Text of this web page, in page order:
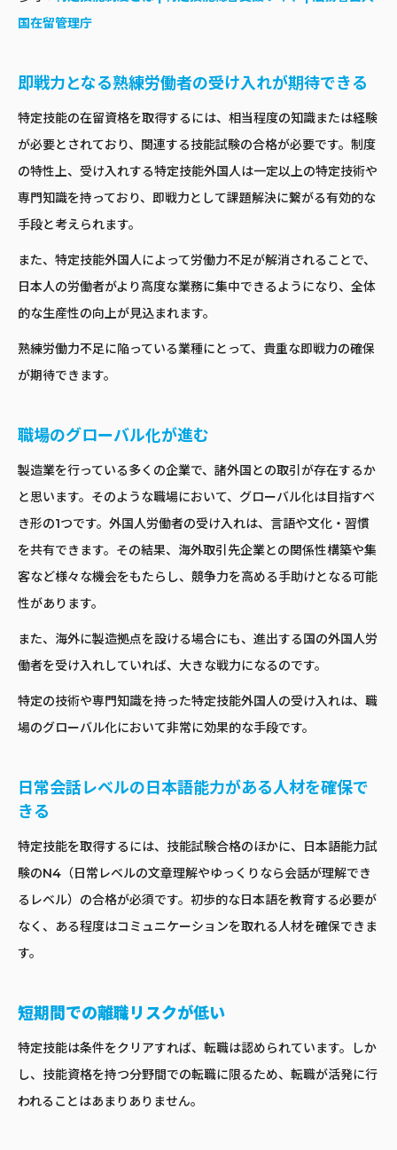
国在留管理庁
即戦力となる熟練労働者の受け入れが期待できる
特定技能の在留資格を取得するには、相当程度の知識または経験
が必要とされており、関連する技能試験の合格が必要です。制度
の特性上、受け入れする特定技能外国人は一定以上の特定技術や
専門知識を持っており、即戦力として課題解決に繋がる有効的な
手段と考えられます。
また、特定技能外国人によって労働力不足が解消されることで、
日本人の労働者がより高度な業務に集中できるようになり、全体
的な生産性の向上が見込まれます。
熟練労働力不足に陥っている業種にとって、貴重な即戦力の確保
が期待できます。
職場のグローバル化が進む
製造業を行っている多くの企業で、諸外国との取引が存在するか
と思います。そのような職場において、グローバル化は目指すべ
き形の1つです。外国人労働者の受け入れは、言語や文化・習慣
を共有できます。その結果、海外取引先企業との関係性構築や集
客など様々な機会をもたらし、競争力を高める手助けとなる可能
性があります。
また、海外に製造拠点を設ける場合にも、進出する国の外国人労
働者を受け入れしていれば、大きな戦力になるのです。
特定の技術や専門知識を持った特定技能外国人の受け入れは、職
場のグローバル化において非常に効果的な手段です。
日常会話レベルの日本語能力がある人材を確保で
きる
特定技能を取得するには、技能試験合格のほかに、日本語能力試
験のN4（日常レベルの文章理解やゆっくりなら会話が理解でき
るレベル）の合格が必須です。初歩的な日本語を教育する必要が
なく、ある程度はコミュニケーションを取れる人材を確保できま
す。
短期間での離職リスクが低い
特定技能は条件をクリアすれば、転職は認められています。しか
し、技能資格を持つ分野間での転職に限るため、転職が活発に行
われることはあまりありません。